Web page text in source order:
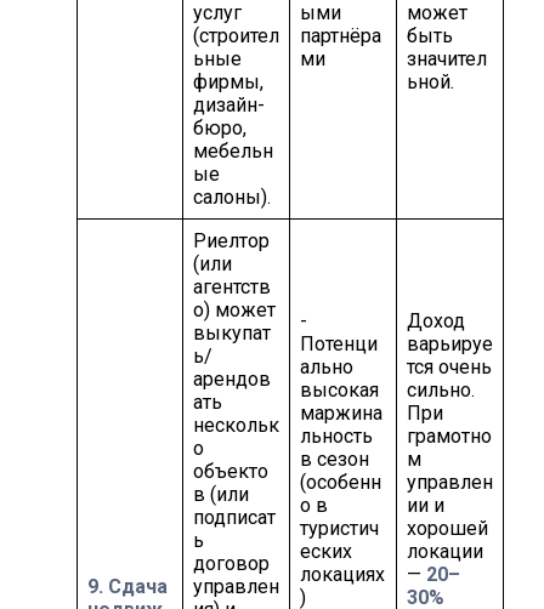
услуг
(строител
ьные
фирмы,
дизайн-
бюро,
мебельн
ые
салоны).
ыми
партнёра
ми
может
быть
значител
ьной.
9. Сдача
Риелтор
(или
агентств
о) может
выкупат
ь/
арендов
ать
нескольк
о
объекто
в (или
подписат
ь
договор
управлен
-
Потенци
ально
высокая
маржина
льность
в сезон
(особенн
о в
туристич
еских
локациях
)
Доход
варьируе
тся очень
сильно.
При
грамотно
м
управлен
ии и
хорошей
локации
— 20–
30%